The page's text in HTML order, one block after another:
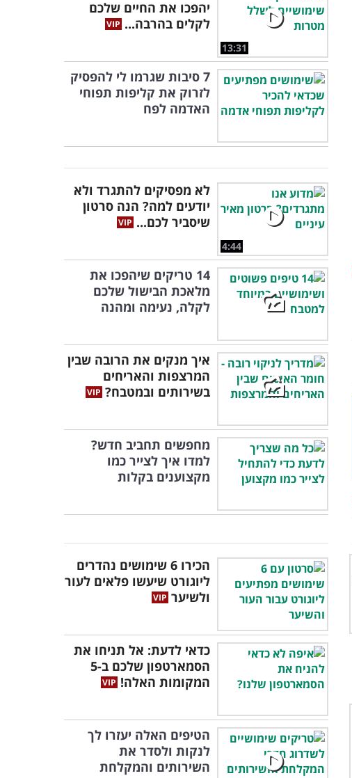
13:31
יהפכו את החיים שלכם
לקלים בהרבה...
7 סיבות שגרמו לי להפסיק
לזרוק את קליפות תפוחי
האדמה לפח
4:44
לא מפסיקים להתגרד ולא
יודעים למה? הנה סרטון
שיסביר לכם...
14 טריקים שיהפכו את
מלאכת הבישול שלכם
לקלה, נעימה ומהנה
איך מנקים את הרובה שבין
המרצפות והאריחים
בשירותים ובמטבח?
מחפשים תחביב חדש?
למדו איך לצייר כמו
מקצוענים בקלות
הכירו 6 שימושים נהדרים
ליוגורט שיעשו פלאים לעור
ולשיער
כדאי לדעת: אל תניחו את
הסמארטפון שלכם ב-5
המקומות האלה!
הטיפים האלה יעזרו לך
לנקות ולסדר את
השירותים והמקלחת